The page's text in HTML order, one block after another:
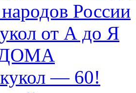
России
от А до Я
— 60!